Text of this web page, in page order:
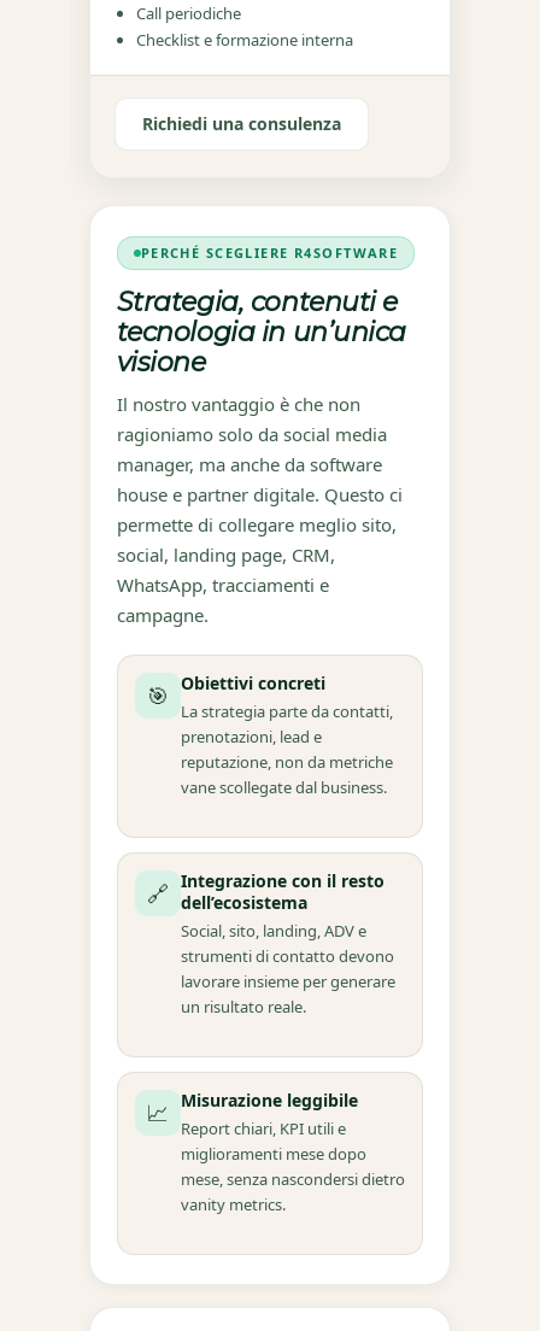
Call periodiche
Checklist e formazione interna
Richiedi una consulenza
PERCHÉ SCEGLIERE R4SOFTWARE
Strategia, contenuti e
tecnologia in un’unica
visione
Il nostro vantaggio è che non
ragioniamo solo da social media
manager, ma anche da software
house e partner digitale. Questo ci
permette di collegare meglio sito,
social, landing page, CRM,
WhatsApp, tracciamenti e
campagne.
🎯 Obiettivi concreti
La strategia parte da contatti,
prenotazioni, lead e
reputazione, non da metriche
vane scollegate dal business.
🔗 Integrazione con il resto
dell’ecosistema
Social, sito, landing, ADV e
strumenti di contatto devono
lavorare insieme per generare
un risultato reale.
📈 Misurazione leggibile
Report chiari, KPI utili e
miglioramenti mese dopo
mese, senza nascondersi dietro
vanity metrics.